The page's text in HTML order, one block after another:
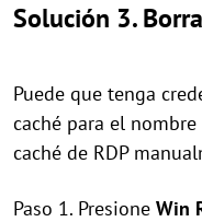
Solución 3.
Puede que tenga
caché para el
caché de RDP
Paso 1. Presione Win